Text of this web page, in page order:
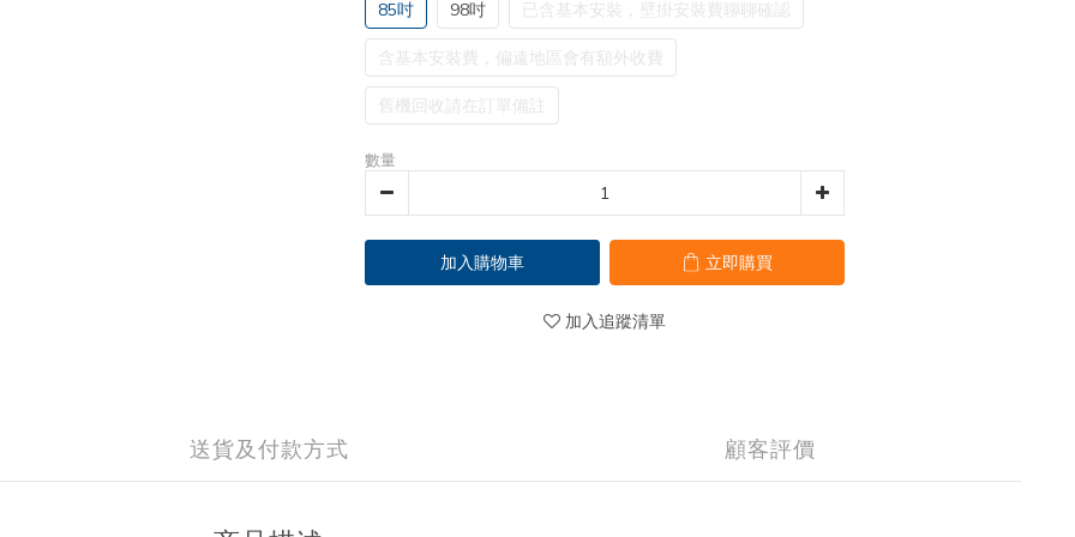
85吋 98吋 已含基本安裝，壁掛安裝費聊聊確認
含基本安裝費，偏遠地區會有額外收費
舊機回收請在訂單備註
數量
加入購物車 立即購買
加入追蹤清單
送貨及付款方式 顧客評價